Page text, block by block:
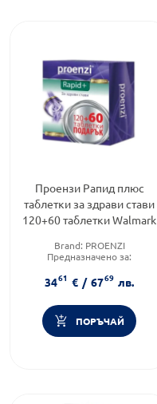
Проензи Рапид плюс
таблетки за здрави стави
120+60 таблетки Walmark
Brand: PROENZI
Предназначено за:
Форма на продукта: таблетки
3461 € / 6769 лв.
ПОРЪЧАЙ